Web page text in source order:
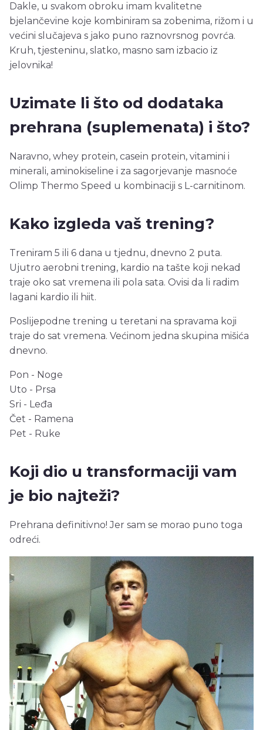
Dakle, u svakom obroku imam kvalitetne
bjelančevine koje kombiniram sa zobenima, rižom i u
većini slučajeva s jako puno raznovrsnog povrća.
Kruh, tjesteninu, slatko, masno sam izbacio iz
jelovnika!
Uzimate li što od dodataka
prehrana (suplemenata) i što?
Naravno, whey protein, casein protein, vitamini i
minerali, aminokiseline i za sagorjevanje masnoće
Olimp Thermo Speed u kombinaciji s L-carnitinom.
Kako izgleda vaš trening?
Treniram 5 ili 6 dana u tjednu, dnevno 2 puta.
Ujutro aerobni trening, kardio na tašte koji nekad
traje oko sat vremena ili pola sata. Ovisi da li radim
lagani kardio ili hiit.
Poslijepodne trening u teretani na spravama koji
traje do sat vremena. Većinom jedna skupina mišića
dnevno.
Pon - Noge
Uto - Prsa
Sri - Leđa
Čet - Ramena
Pet - Ruke
Koji dio u transformaciji vam
je bio najteži?
Prehrana definitivno! Jer sam se morao puno toga
odreći.